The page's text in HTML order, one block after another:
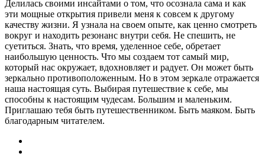
Делилась своими инсайтами о том, что осознала сама и как
эти мощные открытия привели меня к совсем к другому
качеству жизни. Я узнала на своем опыте, как ценно смотреть
вокруг и находить резонанс внутри себя. Не спешить, не
суетиться. Знать, что время, уделенное себе, обретает
наибольшую ценность. Что мы создаем тот самый мир,
который нас окружает, вдохновляет и радует. Он может быть
зеркально противоположенным. Но в этом зеркале отражается
наша настоящая суть. Выбирая путешествие к себе, мы
способны к настоящим чудесам. Большим и маленьким.
Приглашаю тебя быть путешественником. Быть маяком. Быть
благодарным читателем.